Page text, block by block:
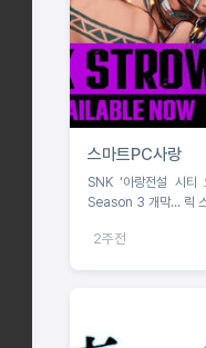
스마트PC사랑
SNK ‘아랑전설 시티
Season 3 개막… 릭
2주전